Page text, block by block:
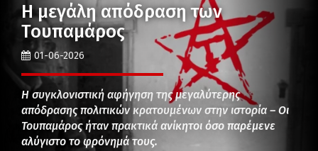
Η μεγάλη απόδραση των
Τουπαμάρος
01-06-2026
Η συγκλονιστική αφήγηση της μεγαλύτερης
απόδρασης πολιτικών κρατουμένων στην ιστορία – Οι
Τουπαμάρος ήταν πρακτικά ανίκητοι όσο παρέμενε
αλύγιστο το φρόνημά τους.